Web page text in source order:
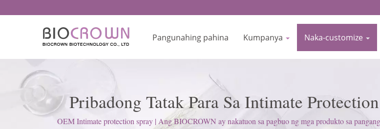
Pangunahing pahina Kumpanya Naka-customize
Pribadong Tatak Para Sa Intimate
Skincare Manufacturer Since
OEM Intimate protection spray | Ang BIOCROWN ay nakatuon sa pagbuo ng mga produkto sa